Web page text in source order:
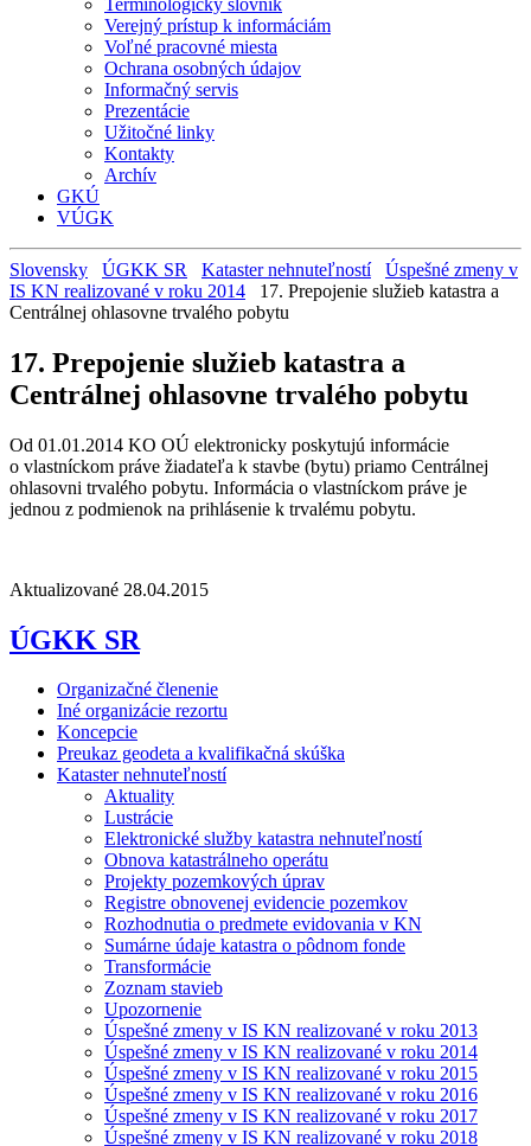
Verejný prístup k informáciám
Voľné pracovné miesta
Ochrana osobných údajov
Informačný servis
Prezentácie
Užitočné linky
Kontakty
Archív
GKÚ
VÚGK
Slovensky ÚGKK SR Kataster nehnuteľností
Úspešné zmeny v
IS KN realizované v roku 2014
17. Prepojenie služieb katastra a
Centrálnej ohlasovne trvalého pobytu
17. Prepojenie služieb katastra a
Centrálnej ohlasovne trvalého pobytu
Od 01.01.2014 KO OÚ elektronicky poskytujú informácie
o vlastníckom práve žiadateľa k stavbe (bytu) priamo Centrálnej
ohlasovni trvalého pobytu. Informácia o vlastníckom práve je
jednou z podmienok na prihlásenie k trvalému pobytu.
Aktualizované 28.04.2015
ÚGKK SR
Organizačné členenie
Iné organizácie rezortu
Koncepcie
Preukaz geodeta a kvalifikačná skúška
Kataster nehnuteľností
Aktuality
Lustrácie
Elektronické služby katastra nehnuteľností
Obnova katastrálneho operátu
Projekty pozemkových úprav
Registre obnovenej evidencie pozemkov
Rozhodnutia o predmete evidovania v KN
Sumárne údaje katastra o pôdnom fonde
Transformácie
Zoznam stavieb
Upozornenie
Úspešné zmeny v IS KN realizované v roku 2013
Úspešné zmeny v IS KN realizované v roku 2014
Úspešné zmeny v IS KN realizované v roku 2015
Úspešné zmeny v IS KN realizované v roku 2016
Úspešné zmeny v IS KN realizované v roku 2017
Úspešné zmeny v IS KN realizované v roku 2018